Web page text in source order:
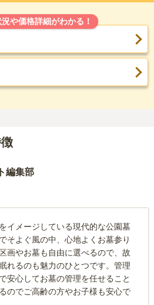
や価格詳細がわかる！
編集部
イメージしている現代的な公園墓
そよぐ風の中、心地よくお墓参り
画やお墓も自由に選べるので、故
れるのも魅力のひとつです。管理
安心してお墓の管理を任せること
のでご高齢の方やお子様も安心で